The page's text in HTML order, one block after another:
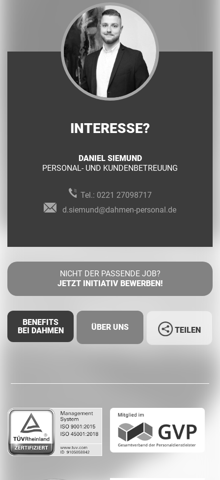
INTERESSE?
DANIEL SIEMUND
PERSONAL- UND KUNDENBETREUUNG
Tel.: 0221 27098717
d.siemund@dahmen-personal.de
NICHT DER PASSENDE JOB?
JETZT INITIATIV BEWERBEN!
BENEFITS
BEI DAHMEN
ÜBER UNS
Whatsapp
TEILEN